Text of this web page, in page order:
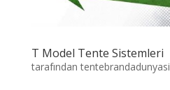
T Model Tente Sistemleri
tarafındantentebrandadunyasi